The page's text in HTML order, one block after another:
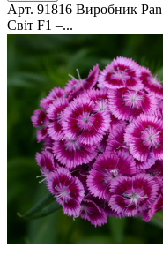
Арт. 91816 Виробник
Світ F1 –...